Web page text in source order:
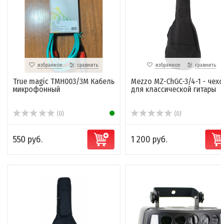
избранное сравнить
True magic TMH003/3M Кабель
микрофонный
(0)
550 руб.
избранное сравнить
Mezzo MZ-ChGC-3/4-1 -
для классической гитары
(0)
1 200 руб.